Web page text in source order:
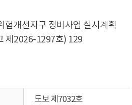
험개선지구 정비사업 실시계획
제2026-1297호) 129
도보 제7032호